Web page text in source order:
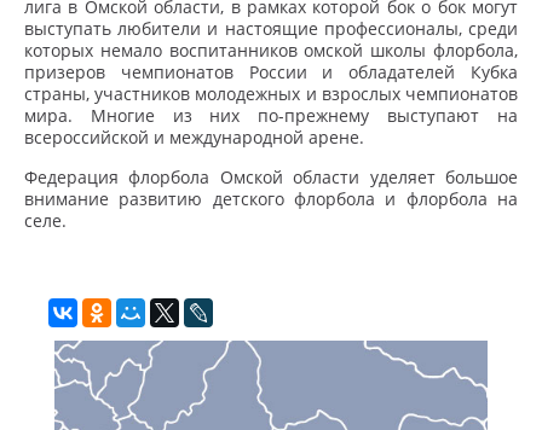
лига в Омской области, в рамках которой бок о бок могут
выступать любители и настоящие профессионалы, среди
которых немало воспитанников омской школы флорбола,
призеров чемпионатов России и обладателей Кубка
страны, участников молодежных и взрослых чемпионатов
мира. Многие из них по-прежнему выступают на
всероссийской и международной арене.
Федерация флорбола Омской области уделяет большое
внимание развитию детского флорбола и флорбола на
селе.